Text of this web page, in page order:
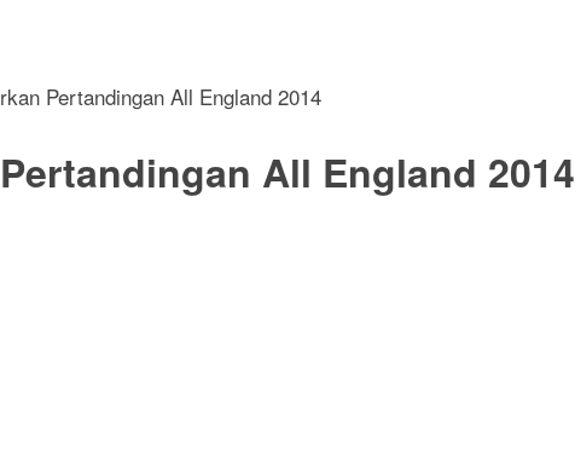
Pertandingan All England 2014
All England 2014